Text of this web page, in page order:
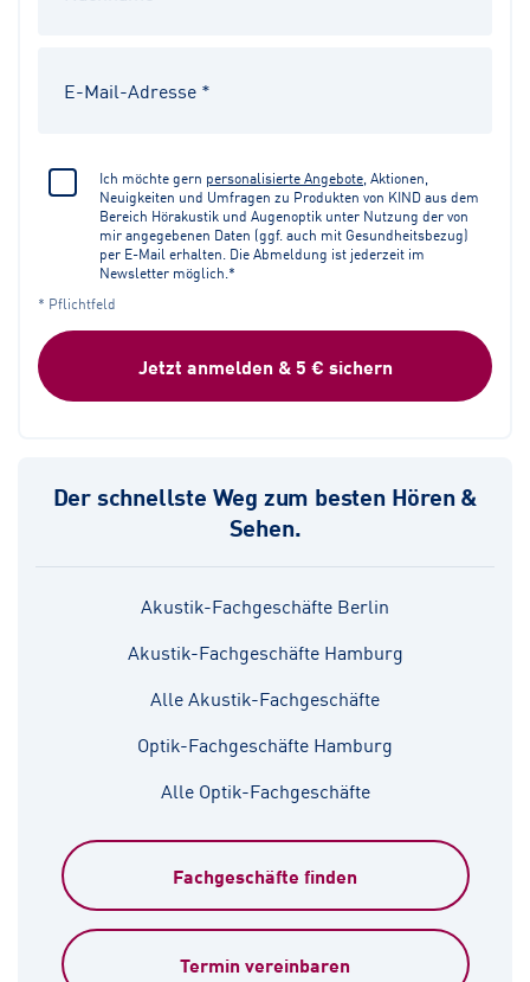
Ich möchte gern personalisierte Angebote, Aktionen,
Neuigkeiten und Umfragen zu Produkten von KIND aus dem
Bereich Hörakustik und Augenoptik unter Nutzung der von
mir angegebenen Daten (ggf. auch mit Gesundheitsbezug)
per E-Mail erhalten. Die Abmeldung ist jederzeit im
Newsletter möglich.*
* Pflichtfeld
Jetzt anmelden & 5 € sichern
Der schnellste Weg zum besten Hören &
Sehen.
Akustik-Fachgeschäfte Berlin
Akustik-Fachgeschäfte Hamburg
Alle Akustik-Fachgeschäfte
Optik-Fachgeschäfte Hamburg
Alle Optik-Fachgeschäfte
Fachgeschäfte finden
Termin vereinbaren